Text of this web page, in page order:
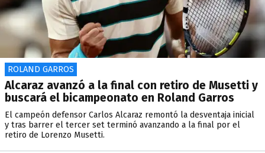
ROLAND GARROS
Alcaraz avanzó a la final con retiro de Musetti y
buscará el bicampeonato en Roland Garros
El campeón defensor Carlos Alcaraz remontó la desventaja inicial
y tras barrer el tercer set terminó avanzando a la final por el
retiro de Lorenzo Musetti.